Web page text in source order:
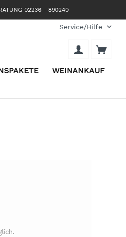
02236 - 890240
Service/Hilfe
WEINANKAUF